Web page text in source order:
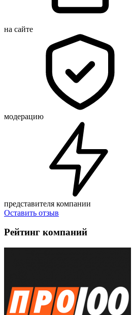
на сайте
модерацию
представителя компании
Оставить отзыв
Рейтинг компаний